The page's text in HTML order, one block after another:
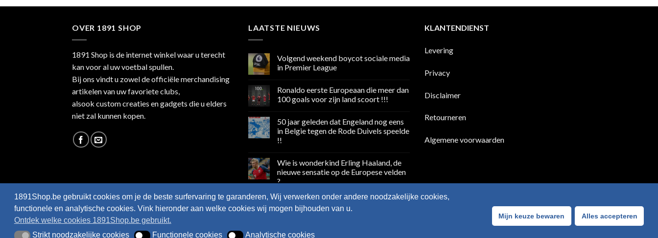
OVER 1891 SHOP
1891 Shop is de internet winkel waar u terecht
kan voor al uw voetbal spullen.
Bij ons vindt u zowel de officiële merchandising
artikelen van uw favoriete clubs,
alsook custom creaties en gadgets die u elders
niet zal kunnen kopen.
LAATSTE NIEUWS
Volgend weekend boycot sociale media
in Premier League
op
Volgend
weekend
media
in
Premier
League
Ronaldo eerste Europeaan die meer dan
100 goals voor zijn land scoort !!!
op
Ronaldo
eerste
Europeaan
dan
100
goals
voor
zijn
scoort
50 jaar geleden dat Engeland nog eens
in Belgie tegen de Rode Duivels speelde
!!
op
50
jaar
geleden
Engeland
nog
eens
in
de
Wie is wonderkind Erling Haaland, de
nieuwe sensatie op de Europese velden
?
reacties
Wie
Haaland,
KLANTENDIENST
Levering
Privacy
Disclaimer
Retourneren
Algemene voorwaarden
Webshop created byHappyWebsites
1891Shop.be gebruikt cookies om je de beste surfervaring te garanderen, Wij verwerken onder andere noodzakelijke cookies,
functionele en analytische cookies. Vink hieronder aan welke cookies wij mogen bijhouden van u.
Ontdek welke cookies 1891Shop.be gebruikt.
Strikt noodzakelijke cookies
Strikt noodzakelijke cookies Functionele cookies
Functionele cookies Analytische cookies
Analytische cookies
Mijn keuze bewaren Alles accepteren